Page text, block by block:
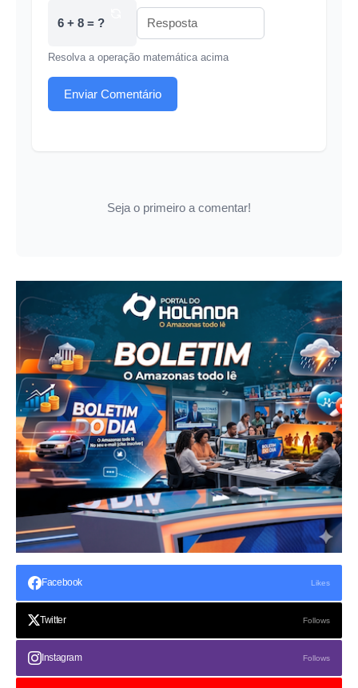
6 + 8 = ?
Resolva a operação matemática acima
Enviar Comentário
Seja o primeiro a comentar!
Facebook Likes
Twitter Follows
Instagram Follows